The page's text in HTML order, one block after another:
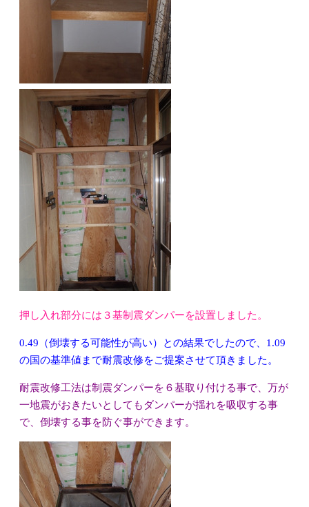
押し入れ部分には３基制震ダンパーを設置しました。
0.49（倒壊する可能性が高い）との結果でしたので、1.09
の国の基準値まで耐震改修をご提案させて頂きました。
耐震改修工法は制震ダンパーを６基取り付ける事で、万が
一地震がおきたいとしてもダンパーが揺れを吸収する事
で、倒壊する事を防ぐ事ができます。